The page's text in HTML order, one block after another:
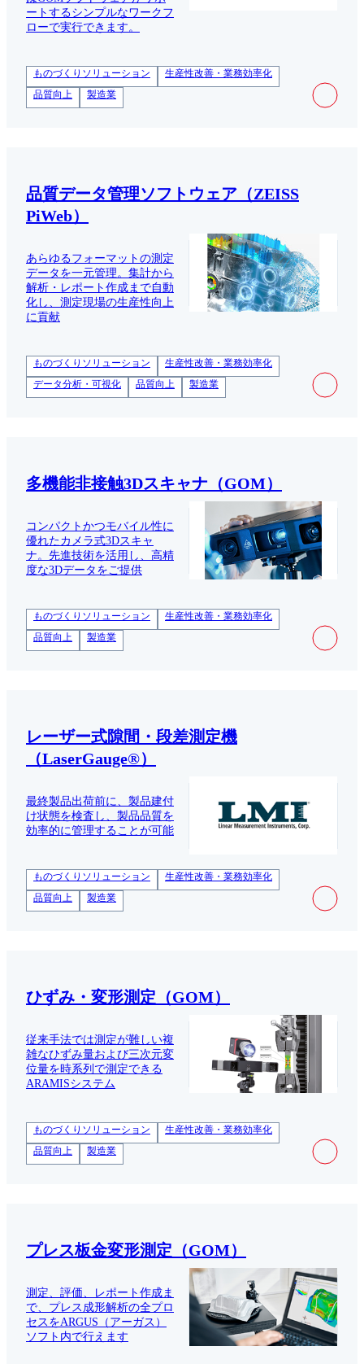
ートするシンプルなワークフ
ローで実行できます。
ものづくりソリューション
生産性改善・業務効率化
品質向上
製造業
品質データ管理ソフトウェア（ZEISS
PiWeb）
あらゆるフォーマットの測定
データを一元管理。集計から
解析・レポート作成まで自動
化し、測定現場の生産性向上
に貢献
ものづくりソリューション
生産性改善・業務効率化
データ分析・可視化
品質向上 製造業
多機能非接触3Dスキャナ（GOM）
コンパクトかつモバイル性に
優れたカメラ式3Dスキャ
ナ。先進技術を活用し、高精
度な3Dデータをご提供
ものづくりソリューション
生産性改善・業務効率化
品質向上
製造業
レーザー式隙間・段差測定機
（LaserGauge®）
最終製品出荷前に、製品建付
け状態を検査し、製品品質を
効率的に管理することが可能
ものづくりソリューション
生産性改善・業務効率化
品質向上
製造業
ひずみ・変形測定（GOM）
従来手法では測定が難しい複
雑なひずみ量および三次元変
位量を時系列で測定できる
ARAMISシステム
ものづくりソリューション
生産性改善・業務効率化
品質向上
製造業
プレス板金変形測定（GOM）
測定、評価、レポート作成ま
で、プレス成形解析の全プロ
セスをARGUS（アーガス）
ソフト内で行えます